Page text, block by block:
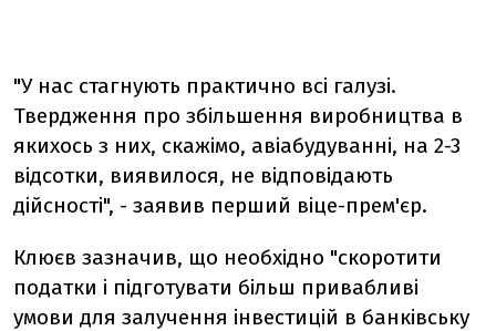
"У нас стагнують практично всі галузі.
Твердження про збільшення виробництва в
якихось з них, скажімо, авіабудуванні, на 2-3
відсотки, виявилося, не відповідають
дійсності", - заявив перший віце-прем'єр.
Клюєв зазначив, що необхідно "скоротити
податки і підготувати більш привабливі
умови для залучення інвестицій в банківську